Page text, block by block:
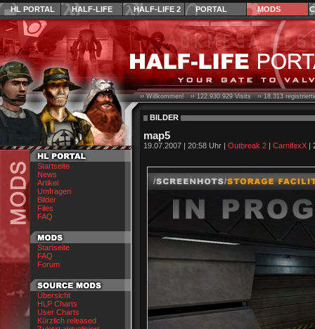
HL PORTAL HALF-LIFE HALF-LIFE 2 PORTAL MODS
Startseite
News
Artikel
Umfragen
Bilder
Files
FAQ
Startseite
FAQ
Forum
Übersicht
HLP Charts
User Charts
Kürzlich released
›› Willkommen! ››122.930.929Visits ››18.313
BILDER
map5
19.07.2007 | 20:58 Uhr | Outbreak 2 | CarnifexX |